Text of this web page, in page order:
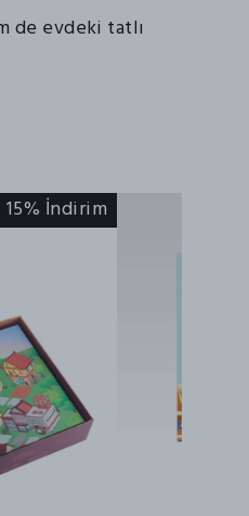
de evdeki tatlı
15% İndirim